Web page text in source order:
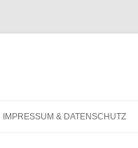
IMPRESSUM & DATENSCHUTZ